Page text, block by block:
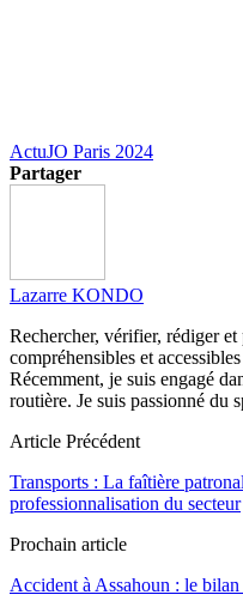
ActuJO Paris 2024
Partager
Lazarre KONDO
Rechercher, vérifier, rédiger
compréhensibles et
Récemment, je suis engagé
routière. Je suis passionné du
Article Précédent
Transports : La faîtière
professionnalisation du secteur
Prochain article
Accident à Assahoun : le